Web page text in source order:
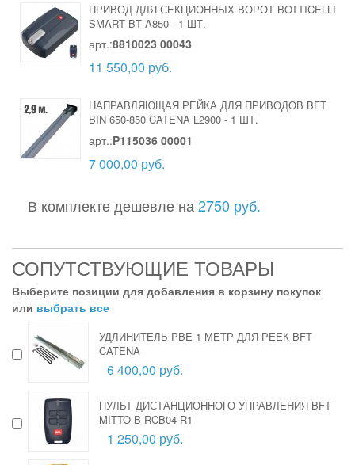
ПРИВОД ДЛЯ СЕКЦИОННЫХ ВОРОТ BOTTICELLI
SMART BT A850 - 1 ШТ.
арт.:8810023 00043
11 550,00 руб.
НАПРАВЛЯЮЩАЯ РЕЙКА ДЛЯ ПРИВОДОВ BFT
BIN 650-850 CATENA L2900 - 1 ШТ.
арт.:P115036 00001
7 000,00 руб.
В комплекте дешевле на 2750 руб.
СОПУТСТВУЮЩИЕ ТОВАРЫ
Выберите позиции для добавления в корзину покупок
или выбрать все
УДЛИНИТЕЛЬ PBE 1 МЕТР ДЛЯ РЕЕК BFT
CATENA
6 400,00 руб.
ПУЛЬТ ДИСТАНЦИОННОГО УПРАВЛЕНИЯ BFT
MITTO B RCB04 R1
1 250,00 руб.